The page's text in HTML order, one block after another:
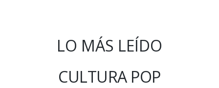
LO MÁS LEÍDO
CULTURA POP